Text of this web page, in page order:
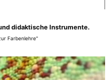
didaktische Instrumente.
Farbenlehre"